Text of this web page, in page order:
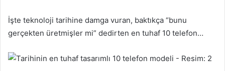
İşte teknoloji tarihine damga vuran, baktıkça “bunu
gerçekten üretmişler mi” dedirten en tuhaf 10 telefon…